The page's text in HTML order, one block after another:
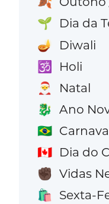
🌱 Dia da
🪔 Diwali
🕉️ Holi
🎅 Natal
🐉 Ano
🇧🇷
🇨🇦 Dia do
✊🏿 Vidas
🛍️ Sexta-